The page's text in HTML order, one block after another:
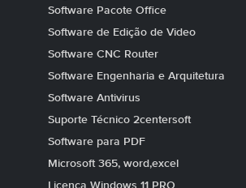
Software Pacote Office
Software de Edição de Video
Software CNC Router
Software Engenharia e Arquitetura
Software Antivirus
Suporte Técnico 2centersoft
Software para PDF
Microsoft 365, word,excel
Licença Windows 11 PRO